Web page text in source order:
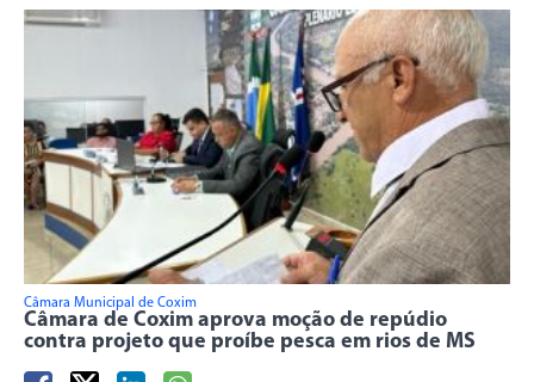
Câmara Municipal de Coxim
Câmara de Coxim aprova moção de repúdio
contra projeto que proíbe pesca em rios de MS